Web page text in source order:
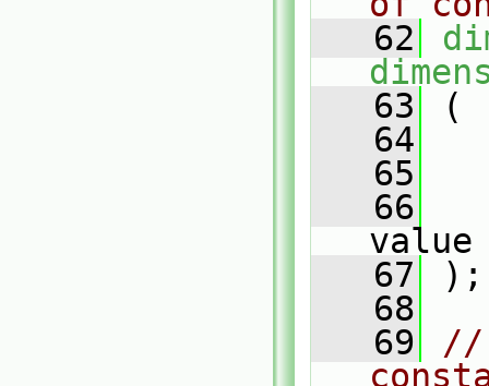
   62
   63
(
   64
   65
   66
value
   67
);
   68
   69